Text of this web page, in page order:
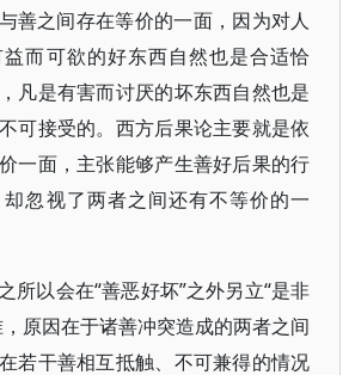
善之间存在等价的一面，因为对人
而可欲的好东西自然也是合适恰
凡是有害而讨厌的坏东西自然也是
可接受的。西方后果论主要就是依
一面，主张能够产生善好后果的行
忽视了两者之间还有不等价的一
所以会在“善恶好坏”之外另立“是非
原因在于诸善冲突造成的两者之间
若干善相互抵触、不可兼得的情况